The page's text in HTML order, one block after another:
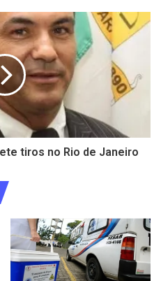
tiros no Rio de Janeiro